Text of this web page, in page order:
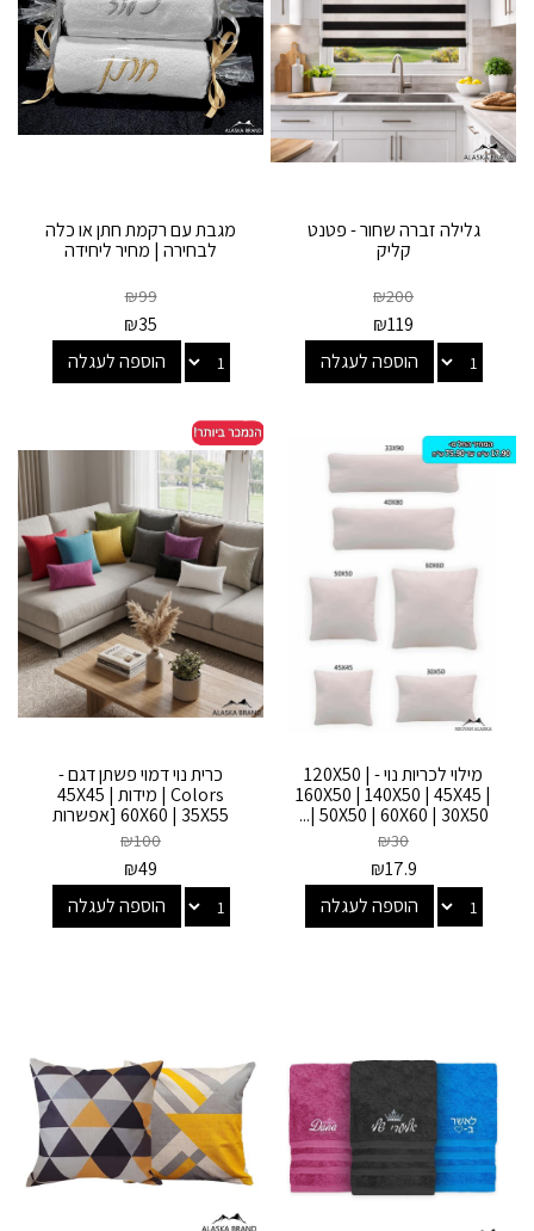
גלילה זברה שחור - פטנט
קליק
₪200
₪119
הוספה לעגלה
מגבת עם רקמת חתן או כלה
לבחירה | מחיר ליחידה
₪99
₪35
הוספה לעגלה
מילוי לכריות נוי - 120X50 |
160X50 | 140X50 | 45X45 |
50X50 | 60X60 | 30X50 |...
₪30
₪17.9
הוספה לעגלה
כרית נוי דמוי פשתן דגם -
Colors | מידות 45X45 |
60X60 | 35X55 [אפשרות
לרקמה...
₪100
₪49
הוספה לעגלה